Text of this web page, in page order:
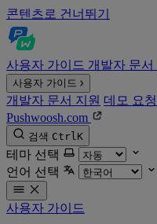
콘텐츠로 건너뛰기
사용자 가이드 개발자 문서
사용자 가이드
개발자 문서 지원 데모 요청
Pushwoosh.com
검색 CtrlK
테마 선택
언어 선택
사용자 가이드